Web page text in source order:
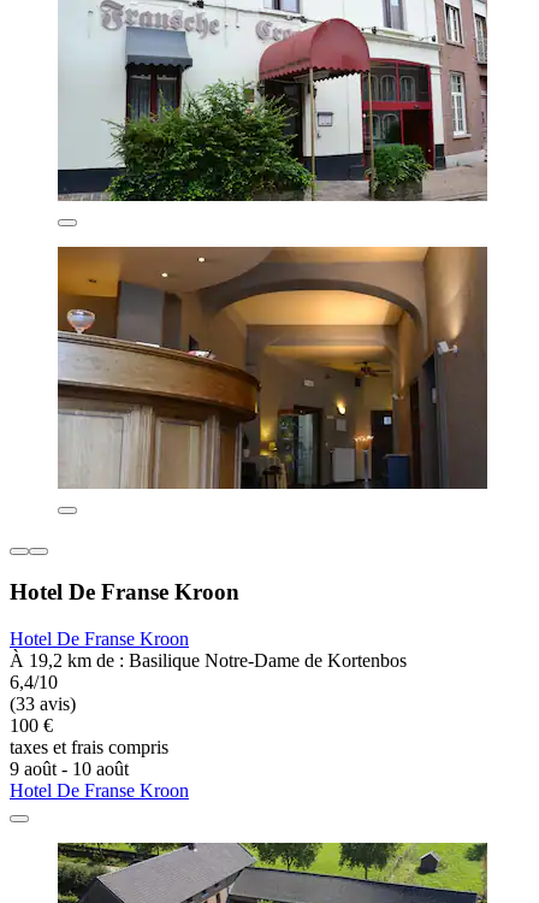
Hotel De Franse Kroon
Hotel De Franse Kroon
À 19,2 km de : Basilique Notre-Dame de Kortenbos
6,4/10
(33 avis)
100 €
taxes et frais compris
9 août - 10 août
Hotel De Franse Kroon